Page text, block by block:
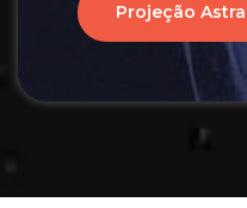
Projeção